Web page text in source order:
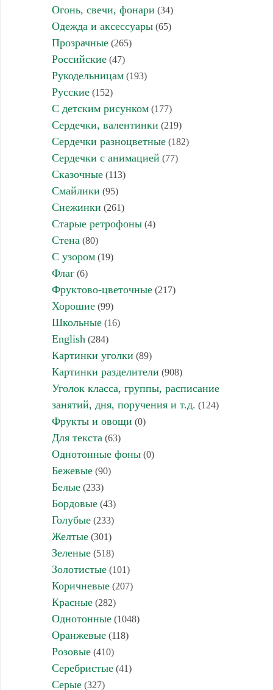
Огонь, свечи, фонари (34)
Одежда и аксессуары(65)
Прозрачные(265)
Российские(47)
Рукодельницам(193)
Русские(152)
С детским рисунком(177)
Сердечки, валентинки (219)
Сердечки разноцветные(182)
Сердечки с анимацией (77)
Сказочные(113)
Смайлики (95)
Снежинки (261)
Старые ретрофоны(4)
Стена (80)
С узором(19)
Флаг(6)
Фруктово-цветочные(217)
Хорошие(99)
Школьные(16)
English (284)
Картинки уголки (89)
Картинки разделители (908)
Уголок класса, группы, расписание
занятий, дня, поручения и т.д. (124)
Фрукты и овощи (0)
Для текста (63)
Однотонные фоны(0)
Бежевые(90)
Белые(233)
Бордовые(43)
Голубые(233)
Желтые(301)
Зеленые(518)
Золотистые(101)
Коричневые(207)
Красные(282)
Однотонные(1048)
Оранжевые(118)
Розовые(410)
Серебристые(41)
Серые(327)